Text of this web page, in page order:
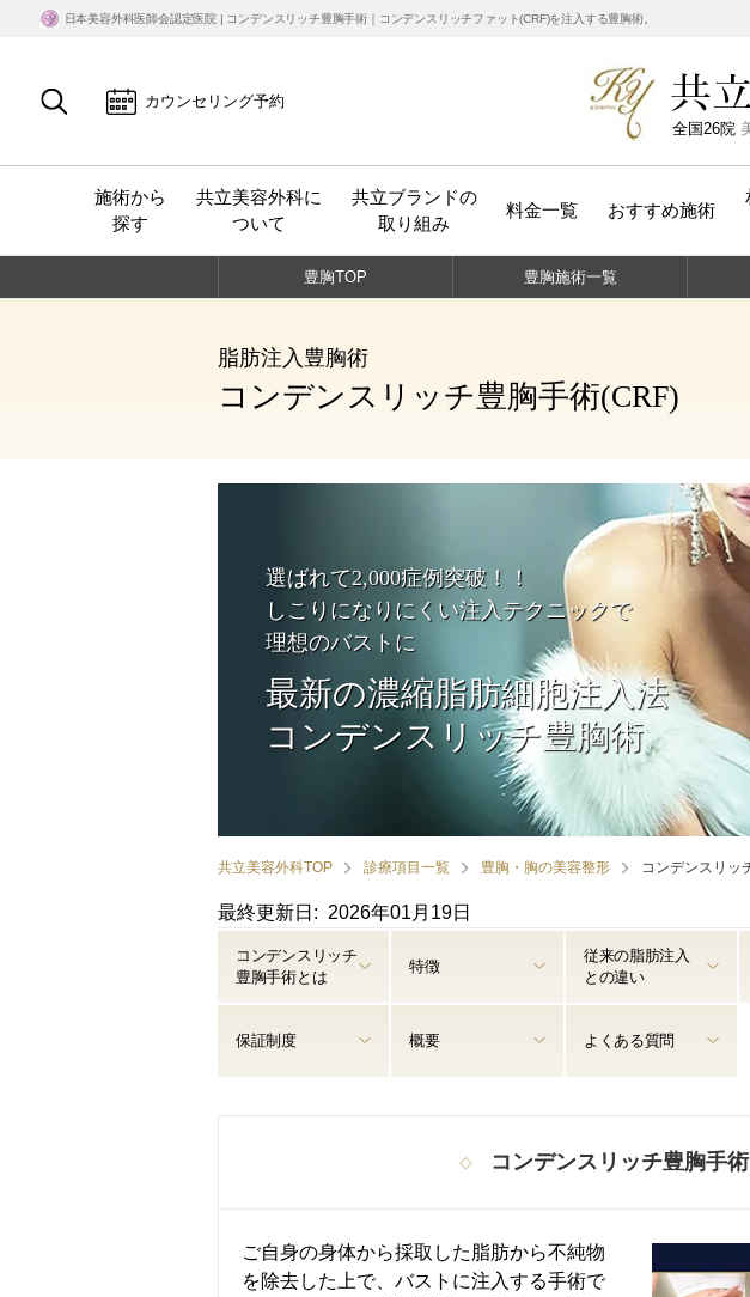
日本美容外科医師会認定医院 | コンデンスリッチ豊胸手術｜コンデンスリッチファット(CRF)を注入する豊胸術。
カウンセリング予約
全国26院
施術から
探す
共立美容外科に
ついて
共立ブランドの
取り組み
料金一覧 おすすめ施術
豊胸TOP 豊胸施術一覧
脂肪注入豊胸術
コンデンスリッチ豊胸手術(CRF)
選ばれて2,000症例突破！！
しこりになりにくい注入テクニックで
理想のバストに
最新の濃縮脂肪細胞注入法
コンデンスリッチ豊胸術
共立美容外科TOP 診療項目一覧 豊胸・胸の美容整形 コンデンスリッ
最終更新日: 2026年01月19日
コンデンスリッチ
豊胸手術とは
特徴
従来の脂肪注入
との違い
保証制度 概要 よくある質問
コンデンスリッチ豊胸手
ご自身の身体から採取した脂肪から不純物
を除去した上で、バストに注入する手術で